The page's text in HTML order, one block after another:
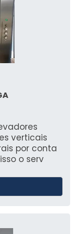
verticais
por conta
o serv